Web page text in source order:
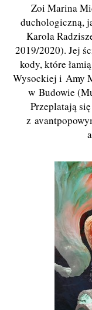
Zoi Marina
duchologiczną,
Karola
2019/2020). Jej
kody, które
Wysockiej i Amy
w Budowie
Przeplatają
z